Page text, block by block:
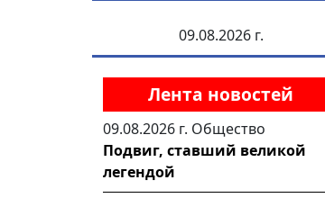
09.08.2026 г.
Лента новостей
09.08.2026 г. Общество
Подвиг, ставший великой
легендой